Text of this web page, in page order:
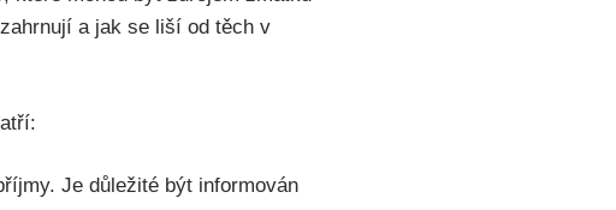
a jak se liší od těch v
Je důležité být informován